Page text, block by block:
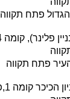
הגדול פתח תקווה
פתח תקווה